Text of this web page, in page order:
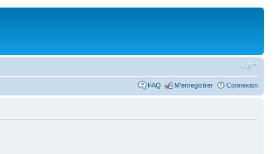
FAQ M’enregistrer Connexion